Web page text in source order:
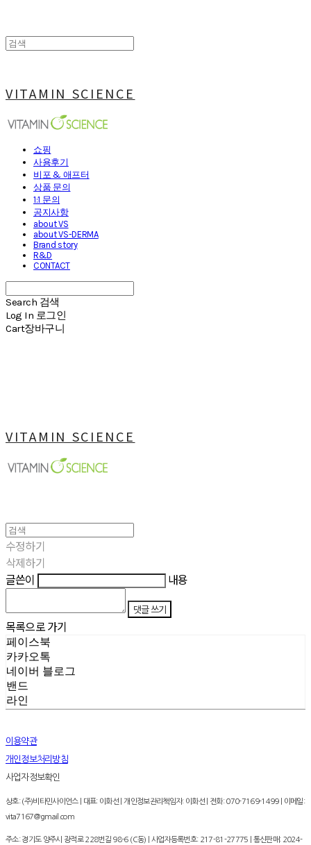
VITAMIN SCIENCE
쇼핑
사용후기
비포 & 애프터
상품 문의
1:1 문의
공지사항
about VS
about VS-DERMA
Brand story
R&D
CONTACT
Search 검색
Log In 로그인
Cart장바구니
VITAMIN SCIENCE
수정하기
삭제하기
글쓴이
내용
댓글 쓰기
목록으로 가기
페이스북
카카오톡
네이버 블로그
밴드
라인
이용약관
개인정보처리방침
사업자정보확인
상호: (주)비타민사이언스 | 대표: 이화선 | 개인정보관리책임자: 이화선 | 전화: 070-7169-1499 | 이메일:
vita7167@gmail.com
주소: 경기도 양주시 광적로 228번길 98-6 (C동) | 사업자등록번호: 217-81-27775 | 통신판매: 2024-